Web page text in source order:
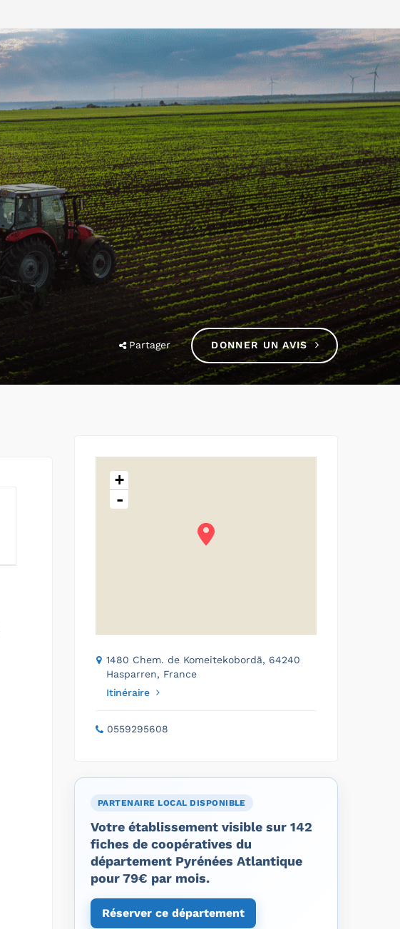
Partager DONNER UN AVIS
+
-
1480 Chem. de Komeitekobordā, 64240
Hasparren, France
Itinéraire
0559295608
PARTENAIRE LOCAL DISPONIBLE
Votre établissement visible sur 142
fiches de coopératives du
département Pyrénées Atlantique
pour 79€ par mois.
Réserver ce département